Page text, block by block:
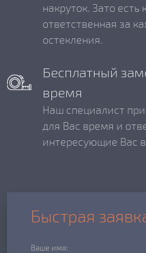
накруток. Зато есть
ответственная за
остекления.
Бесплатный
время
Наш специалист
для Вас время и
интересующие Вас
Быстрая
Ваше имя: